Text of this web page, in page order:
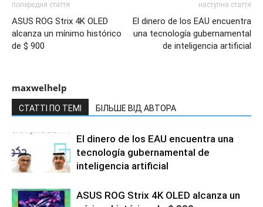
попередня стаття
ASUS ROG Strix 4K OLED
alcanza un mínimo histórico
de $ 900
наступна стаття
El dinero de los EAU encuentra
una tecnología gubernamental
de inteligencia artificial
maxwelhelp
СТАТТІ ПО ТЕМІ БІЛЬШЕ ВІД АВТОРА
El dinero de los EAU encuentra una
tecnología gubernamental de
inteligencia artificial
ASUS ROG Strix 4K OLED alcanza un